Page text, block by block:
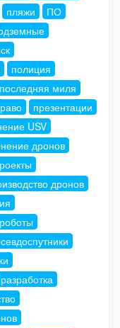
пляжи
ПО
полиция
последняя миля
презентации
USV
дронов
дронов
разработка